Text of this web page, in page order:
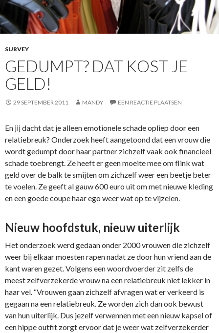
SURVEY
GEDUMPT? DAT KOST JE
GELD!
29 SEPTEMBER 2011 MANDY EEN REACTIE PLAATSEN
En jij dacht dat je alleen emotionele schade opliep door een
relatiebreuk? Onderzoek heeft aangetoond dat een vrouw die
wordt gedumpt door haar partner zichzelf vaak ook financieel
schade toebrengt. Ze heeft er geen moeite mee om flink wat
geld over de balk te smijten om zichzelf weer een beetje beter
te voelen. Ze geeft al gauw 600 euro uit om met nieuwe kleding
en een goede coupe haar ego weer wat op te vijzelen.
Nieuw hoofdstuk, nieuw uiterlijk
Het onderzoek werd gedaan onder 2000 vrouwen die zichzelf
weer bij elkaar moesten rapen nadat ze door hun vriend aan de
kant waren gezet. Volgens een woordvoerder zit zelfs de
meest zelfverzekerde vrouw na een relatiebreuk niet lekker in
haar vel. “Vrouwen gaan zichzelf afvragen wat er verkeerd is
gegaan na een relatiebreuk. Ze worden zich dan ook bewust
van hun uiterlijk. Dus jezelf verwennen met een nieuw kapsel of
een hippe outfit zorgt ervoor dat je weer wat zelfverzekerder